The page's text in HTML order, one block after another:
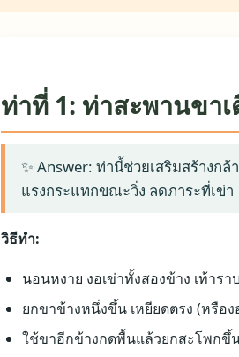
ท่าที่ 1: ท่าสะพานขา
✨ Answer: ท่านี้ช่วยเสริมสร้างก
แรงกระแทกขณะวิ่ง ลดภาระที่เข่า
วิธีทำ:
นอนหงาย งอเข่าทั้งสองข้าง เท้าร
ยกขาข้างหนึ่งขึ้น เหยียดตรง (หรือง
ใช้ขาอีกข้างกดพื้นแล้วยกสะโพกขึ้